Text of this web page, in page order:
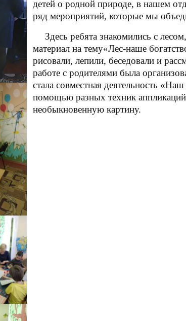
детей о родной природе, в нашем
ряд мероприятий, которые мы
Здесь ребята знакомились с
материал на тему«Лес-наше
рисовали, лепили, беседовали и
работе с родителями была
стала совместная деятельность
помощью разных техник
необыкновенную картину.